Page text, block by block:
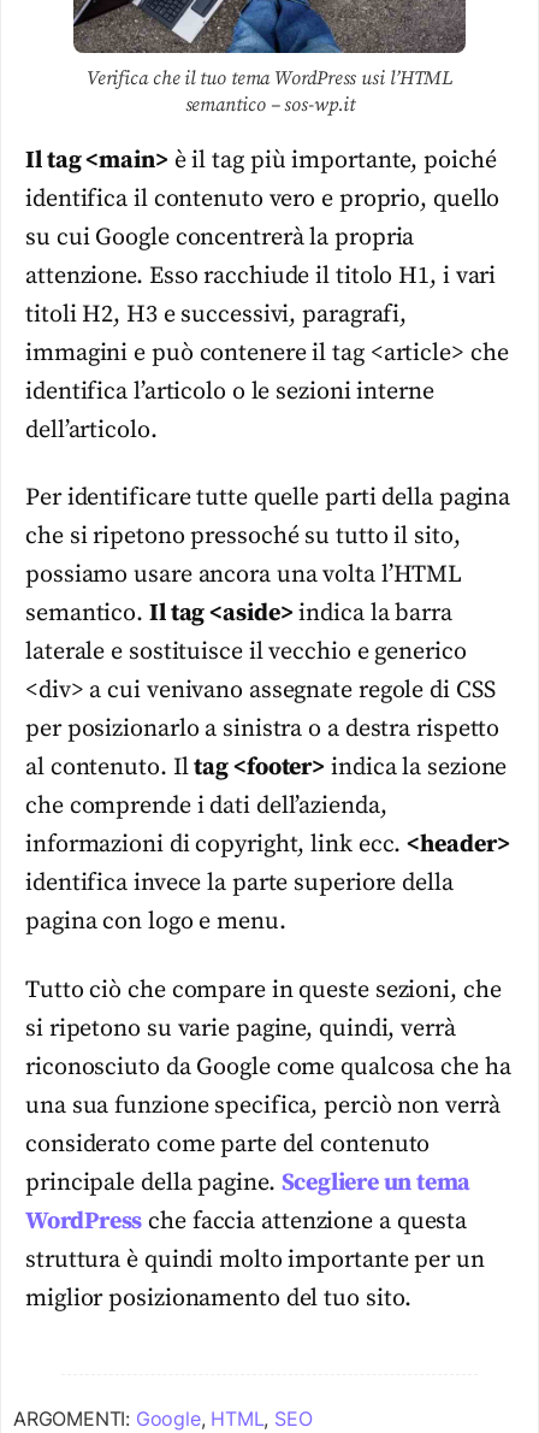
Verifica che il tuo tema WordPress usi l’HTML
semantico – sos-wp.it
Il tag <main>è il tag più importante, poiché
identifica il contenuto vero e proprio, quello
su cui Google concentrerà la propria
attenzione. Esso racchiude il titolo H1, i vari
titoli H2, H3 e successivi, paragrafi,
immagini e può contenere il tag <article> che
identifica l’articolo o le sezioni interne
dell’articolo.
Per identificare tutte quelle parti della pagina
che si ripetono pressoché su tutto il sito,
possiamo usare ancora una volta l’HTML
semantico. Il tag <aside>indica la barra
laterale e sostituisce il vecchio e generico
<div> a cui venivano assegnate regole di CSS
per posizionarlo a sinistra o a destra rispetto
al contenuto. Iltag <footer> indica la sezione
che comprende i dati dell’azienda,
informazioni di copyright, link ecc.<header>
identifica invece la parte superiore della
pagina con logo e menu.
Tutto ciò che compare in queste sezioni, che
si ripetono su varie pagine, quindi, verrà
riconosciuto da Google come qualcosa che ha
una sua funzione specifica, perciò non verrà
considerato come parte del contenuto
principale della pagine. Scegliere un tema
WordPress che faccia attenzione a questa
struttura è quindi molto importante per un
miglior posizionamento del tuo sito.
ARGOMENTI: Google, HTML, SEO